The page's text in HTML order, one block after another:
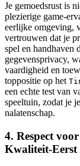
Je gemoedsrust is
plezierige game-
eerlijke omgeving,
vertrouwen dat je
spel en handhaven
gegevensprivacy,
vaardigheid en
toppositie op het
een echte test van
speeltuin, zodat je
nalatenschap.
4. Respect
Kwaliteit-Eerst